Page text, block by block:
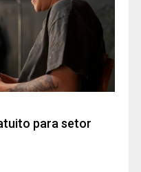
para setor